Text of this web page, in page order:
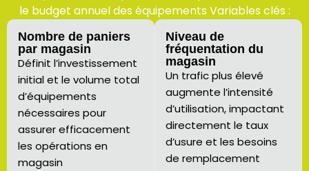
le budget annuel des équipements Variables clés :
Nombre de paniers
par magasin
Définit l’investissement
initial et le volume total
d’équipements
nécessaires pour
assurer efficacement
les opérations en
magasin
Niveau de
fréquentation du
magasin
Un trafic plus élevé
augmente l’intensité
d’utilisation, impactant
directement le taux
d’usure et les besoins
de remplacement